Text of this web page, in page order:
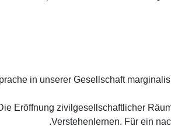
in unserer Gesellschaft
Die Eröffnung zivilgesellschaftlicher
Verstehenlernen. Für ein